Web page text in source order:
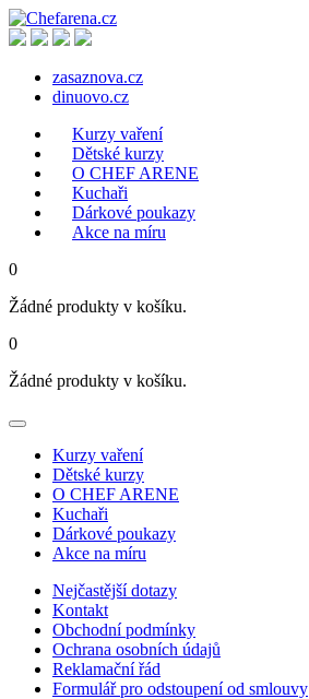
zasaznova.cz
dinuovo.cz
Kurzy vaření
Dětské kurzy
O CHEF ARENE
Kuchaři
Dárkové poukazy
Akce na míru
0
Žádné produkty v košíku.
0
Žádné produkty v košíku.
Kurzy vaření
Dětské kurzy
O CHEF ARENE
Kuchaři
Dárkové poukazy
Akce na míru
Nejčastější dotazy
Kontakt
Obchodní podmínky
Ochrana osobních údajů
Reklamační řád
Formulář pro odstoupení od smlouvy